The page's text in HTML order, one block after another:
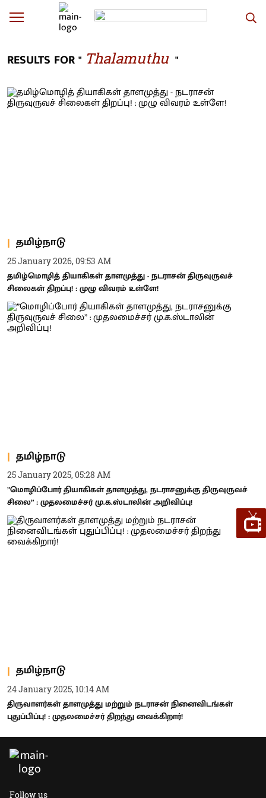
RESULTS FOR " Thalamuthu "
தமிழ்நாடு
25 January 2026, 09:53 AM
தமிழ்மொழித் தியாகிகள் தாளமுத்து - நடராசன் திருவுருவச்
சிலைகள் திறப்பு! : முழு விவரம் உள்ளே!
தமிழ்நாடு
25 January 2025, 05:28 AM
”மொழிப்போர் தியாகிகள் தாளமுத்து, நடராசனுக்கு திருவுருவச்
சிலை” : முதலமைச்சர் மு.க.ஸ்டாலின் அறிவிப்பு!
தமிழ்நாடு
24 January 2025, 10:14 AM
திருவாளர்கள் தாளமுத்து மற்றும் நடராசன் நினைவிடங்கள்
புதுப்பிப்பு! : முதலமைச்சர் திறந்து வைக்கிறார்!
Follow us